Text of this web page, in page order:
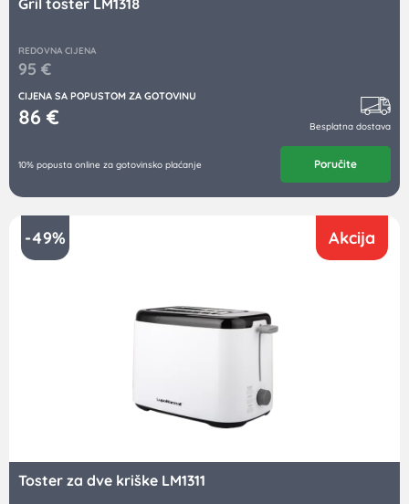
Gril toster LM1318
REDOVNA CIJENA
95 €
CIJENA SA POPUSTOM ZA GOTOVINU
86 € Besplatna dostava
10% popusta online za gotovinsko plaćanje Poručite
-49% Akcija
Toster za dve kriške LM1311